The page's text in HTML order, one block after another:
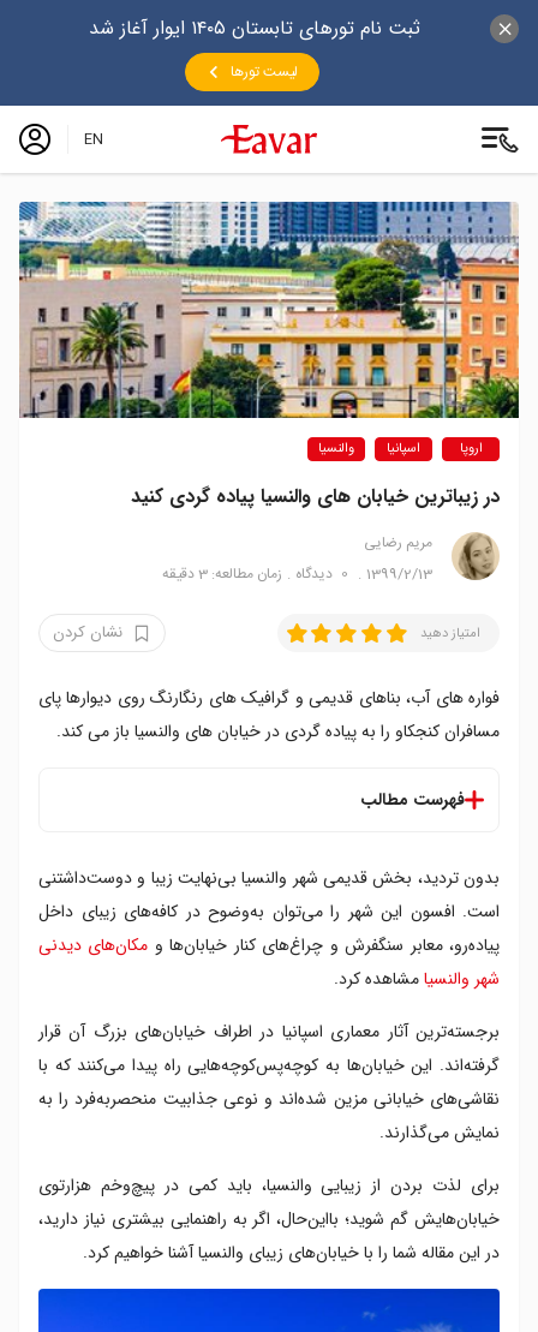
ثبت نام تورهای تابستان ۱۴۰۵ ایوار آغاز شد
لیست تورها
EN
اروپا اسپانیا والنسیا
در زیباترین خیابان های والنسیا پیاده گردی کنید
مریم رضایی
1399/2/13
0 دیدگاه زمان مطالعه: 3 دقیقه
امتیاز دهید نشان کردن
فواره های آب، بناهای قدیمی و گرافیک های رنگارنگ روی دیوارها پای
مسافران کنجکاو را به پیاده گردی در خیابان های والنسیا باز می کند.
فهرست مطالب
کرر د مورت
میدان گرد (پلازا ردونا)
میدان لوپه د وگا
بدون تردید، بخش قدیمی شهر والنسیا بی‌نهایت زیبا و دوست‌داشتنی
است. افسون این شهر را می‌توان به‌وضوح در کافه‌های زیبای داخل
پیاده‌رو، معابر سنگفرش و چراغ‌های کنار خیابان‌ها و مکان‌های دیدنی
شهر والنسیامشاهده کرد.
برجسته‌ترین آثار معماری اسپانیا در اطراف خیابان‌های بزرگ آن قرار
گرفته‌اند. این خیابان‌ها به کوچه‌پس‌کوچه‌هایی راه پیدا می‌کنند که با
نقاشی‌های خیابانی مزین شده‌‌‌اند و نوعی جذابیت منحصربه‌فرد را به
نمایش می‌گذارند.
برای لذت بردن از زیبایی والنسیا، باید کمی در پیچ‌وخم هزارتوی
خیابان‌هایش گم شوید؛ بااین‌حال، اگر به راهنمایی بیشتری نیاز دارید،
در این مقاله شما را با خیابان‌های زیبای والنسیا آشنا خواهیم کرد.